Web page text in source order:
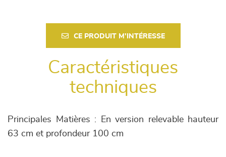
CE PRODUIT M'INTÉRESSE
Caractéristiques
techniques
Principales Matières : En version relevable hauteur
63 cm et profondeur 100 cm